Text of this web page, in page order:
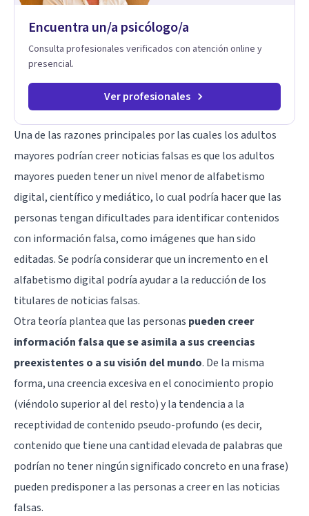
sobre tu vida diaria.
Encuentra un/a psicólogo/a
Consulta profesionales verificados con atención online y
presencial.
Ver profesionales
Una de las razones principales por las cuales los adultos
mayores podrían creer noticias falsas es que los adultos
mayores pueden tener un nivel menor de alfabetismo
digital, científico y mediático, lo cual podría hacer que las
personas tengan dificultades para identificar contenidos
con información falsa, como imágenes que han sido
editadas. Se podría considerar que un incremento en el
alfabetismo digital podría ayudar a la reducción de los
titulares de noticias falsas.
Otra teoría plantea que las personas pueden creer
información falsa que se asimila a sus creencias
preexistentes o a su visión del mundo. De la misma
forma, una creencia excesiva en el conocimiento propio
(viéndolo superior al del resto) y la tendencia a la
receptividad de contenido pseudo-profundo (es decir,
contenido que tiene una cantidad elevada de palabras que
podrían no tener ningún significado concreto en una frase)
pueden predisponer a las personas a creer en las noticias
falsas.